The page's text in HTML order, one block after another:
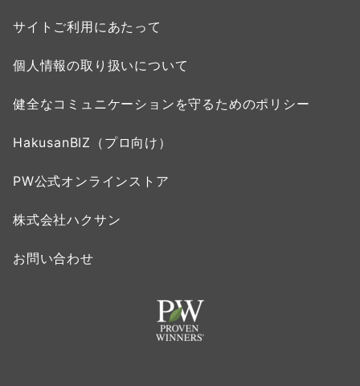
サイトご利用にあたって
個人情報の取り扱いについて
健全なコミュニケーションを守るためのポリシー
HakusanBIZ（プロ向け）
PW公式オンラインストア
株式会社ハクサン
お問い合わせ